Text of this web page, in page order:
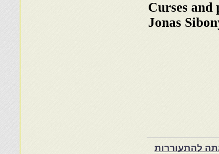
Curses
Jonas
במרוקו בסוף המאה ה־19 ותרומתה להתעוררות